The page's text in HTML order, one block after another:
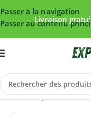
Passer à la navigation
Passer au contenu
Livraison
Accueil/Carpe/Bivouac